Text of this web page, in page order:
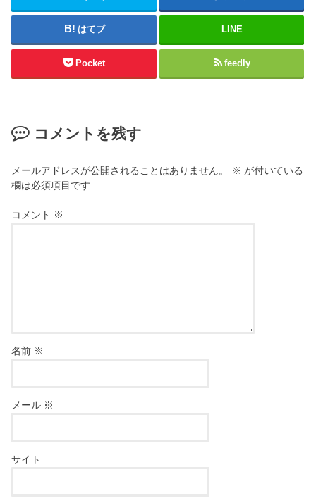
はてブ LINE
Pocket feedly
コメントを残す
メールアドレスが公開されることはありません。 ※ が付いている
欄は必須項目です
コメント ※
名前 ※
メール ※
サイト